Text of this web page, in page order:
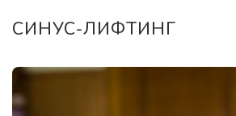
СИНУС-ЛИФТИНГ